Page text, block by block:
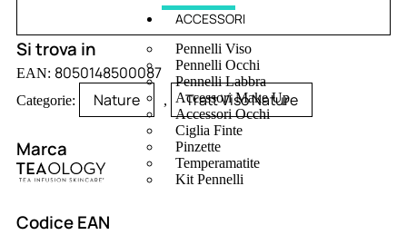
ACCESSORI
Pennelli Viso
Pennelli Occhi
Pennelli Labbra
Accessori Make Up
Accessori Occhi
Ciglia Finte
Pinzette
Temperamatite
Kit Pennelli
Si trova in
EAN: 8050148500087
Categorie: Nature , Tratt Viso Nature
Marca
Codice EAN